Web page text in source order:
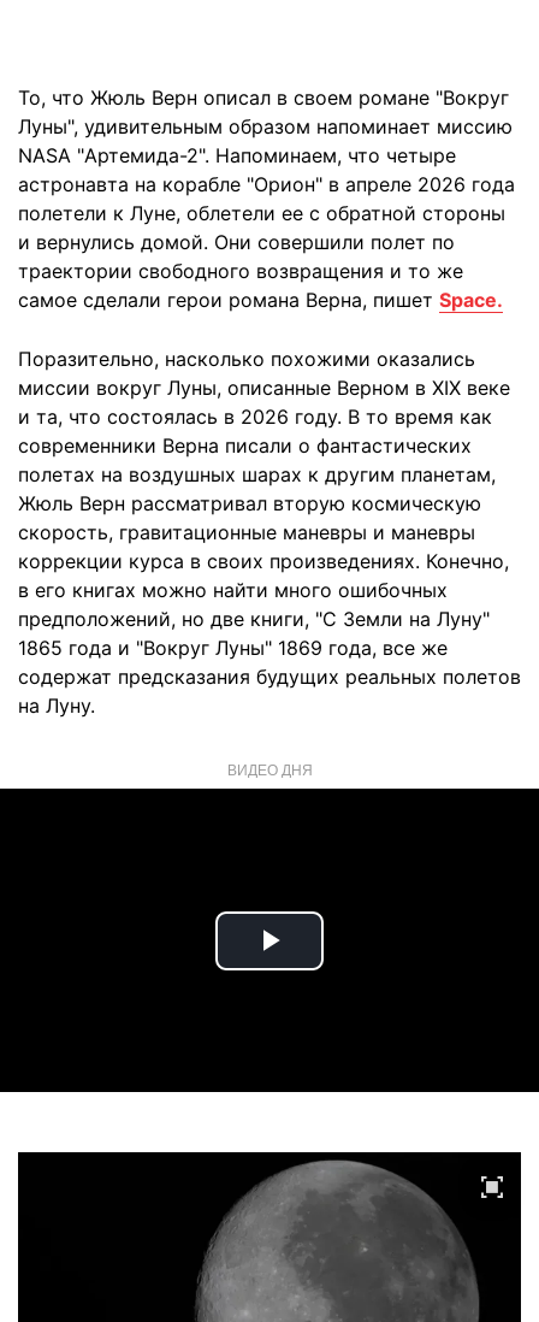
То, что Жюль Верн описал в своем романе "Вокруг
Луны", удивительным образом напоминает миссию
NASA "Артемида-2". Напоминаем, что четыре
астронавта на корабле "Орион" в апреле 2026 года
полетели к Луне, облетели ее с обратной стороны
и вернулись домой. Они совершили полет по
траектории свободного возвращения и то же
самое сделали герои романа Верна, пишет Space.
Поразительно, насколько похожими оказались
миссии вокруг Луны, описанные Верном в XIX веке
и та, что состоялась в 2026 году. В то время как
современники Верна писали о фантастических
полетах на воздушных шарах к другим планетам,
Жюль Верн рассматривал вторую космическую
скорость, гравитационные маневры и маневры
коррекции курса в своих произведениях. Конечно,
в его книгах можно найти много ошибочных
предположений, но две книги, "С Земли на Луну"
1865 года и "Вокруг Луны" 1869 года, все же
содержат предсказания будущих реальных полетов
на Луну.
ВИДЕО ДНЯ
Play